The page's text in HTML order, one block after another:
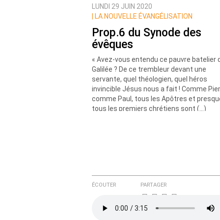
LUNDI 29 JUIN 2020
LA NOUVELLE ÉVANGÉLISATION
Prop.6 du Synode des
évêques
« Avez-vous entendu ce pauvre batelier
Galilée ? De ce trembleur devant une
servante, quel théologien, quel héros
invincible Jésus nous a fait ! Comme
comme Paul, tous les Apôtres et
tous les premiers chrétiens sont (…)
ÉCOUTER PARTAGER